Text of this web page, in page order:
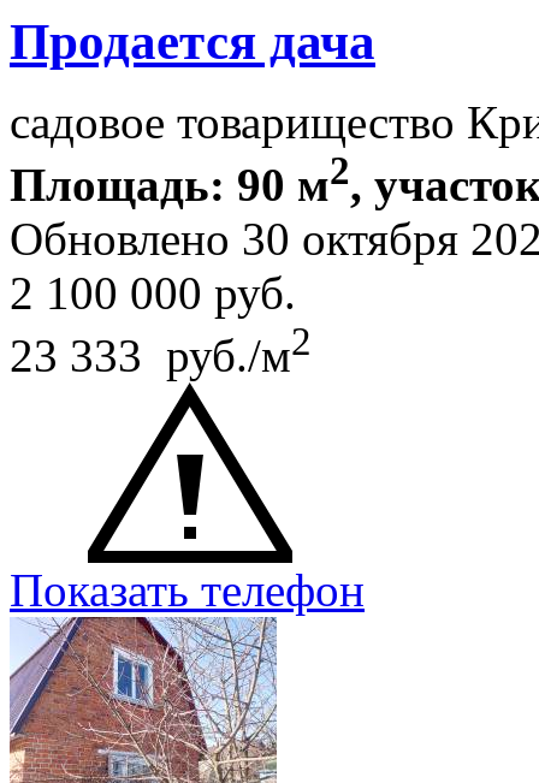
Продается дача
садовое товарищество
Площадь: 90 м2,
Обновлено 30 октября
2 100 000 руб.
23 333 руб./м2
Показать телефон